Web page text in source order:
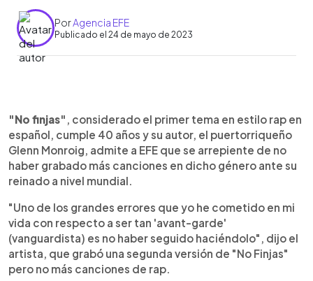
PorAgencia EFE
Publicado el 24 de mayo de 2023
► Escuchar artículo
"No finjas" , considerado el primer tema en estilo rap en
español, cumple 40 años y su autor, el puertorriqueño
Glenn Monroig, admite a EFE que se arrepiente de no
haber grabado más canciones en dicho género ante su
reinado a nivel mundial.
"Uno de los grandes errores que yo he cometido en mi
vida con respecto a ser tan 'avant-garde'
(vanguardista) es no haber seguido haciéndolo", dijo el
artista, que grabó una segunda versión de "No Finjas"
pero no más canciones de rap.